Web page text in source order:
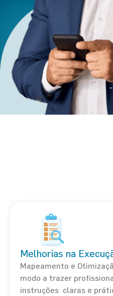
Melhorias na
Mapeamento e
modo a trazer
instruções claras e